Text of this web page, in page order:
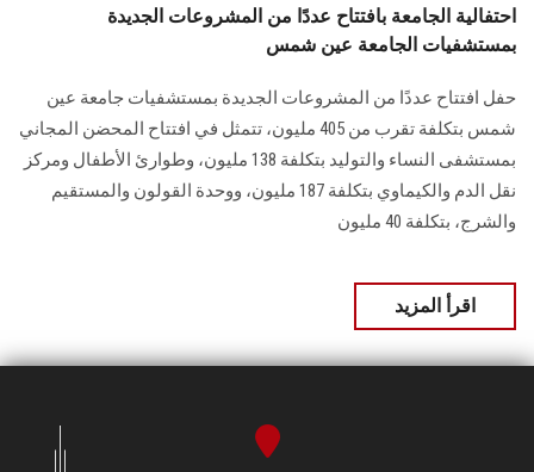
سجل الان
احتفالية الجامعة بافتتاح عددًا من المشروعات الجديدة
بمستشفيات الجامعة عين شمس
حفل افتتاح عددًا من المشروعات الجديدة بمستشفيات جامعة عين
شمس بتكلفة تقرب من 405 ‏مليون، تتمثل في افتتاح المحضن المجاني
بمستشفى النساء والتوليد بتكلفة 138 مليون، وطوارئ الأطفال ومركز
نقل الدم والكيماوي بتكلفة 187 مليون، ووحدة القولون ‏والمستقيم
والشرج، بتكلفة 40 مليون
اقرأ المزيد